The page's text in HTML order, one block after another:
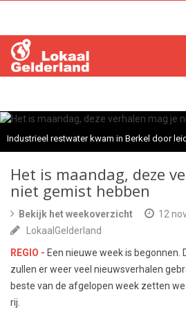
COLUMNS
RADIO
ZOEKEN
Industrieel restwater kwam in Berkel door
Het is maandag, deze
niet gemist hebben
Bekijk het weekoverzicht
12
LokaalGelderland
REGIO - Een nieuwe week is begonnen.
zullen er weer veel nieuwsverhalen
beste van de afgelopen week zetten
rij.